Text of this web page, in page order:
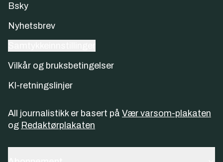
Bsky
Nyhetsbrev
Vilkår og bruksbetingelser
KI-retningslinjer
All journalistikk er basert på Vær varsom-plakaten
og Redaktørplakaten